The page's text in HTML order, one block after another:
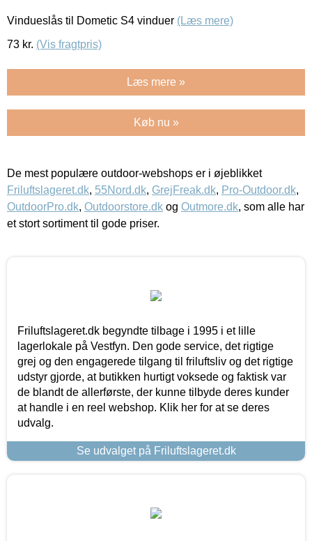
Vindueslås til Dometic S4 vinduer (Læs mere)
73 kr. (Vis fragtpris)
Læs mere »
Køb nu »
De mest populære outdoor-webshops er i øjeblikket
Friluftslageret.dk, 55Nord.dk, GrejFreak.dk, Pro-Outdoor.dk,
OutdoorPro.dk, Outdoorstore.dk og Outmore.dk, som alle har
et stort sortiment til gode priser.
Friluftslageret.dk begyndte tilbage i 1995 i et lille
lagerlokale på Vestfyn. Den gode service, det rigtige
grej og den engagerede tilgang til friluftsliv og det rigtige
udstyr gjorde, at butikken hurtigt voksede og faktisk var
de blandt de allerførste, der kunne tilbyde deres kunder
at handle i en reel webshop. Klik her for at se deres
udvalg.
Se udvalget på Friluftslageret.dk